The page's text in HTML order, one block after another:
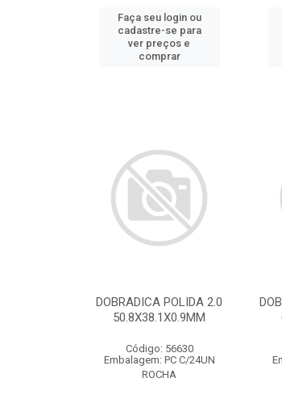
Faça seu login ou
cadastre-se para
ver preços e
comprar
DOBRADICA POLIDA 2.0
50.8X38.1X0.9MM
Código: 56630
Embalagem: PC C/24UN
ROCHA